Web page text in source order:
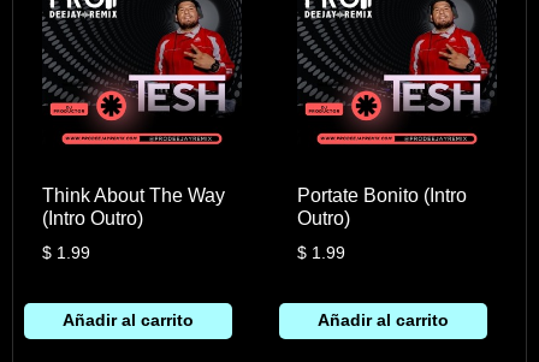
Think About The Way
(Intro Outro)
$1.99
Añadir al carrito
Portate Bonito (Intro
Outro)
$ 1.99
Añadir al carrito